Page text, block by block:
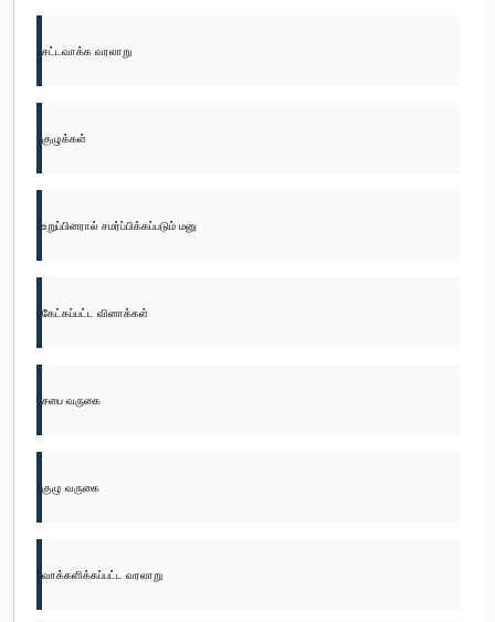
சட்டவாக்க வரலாறு
குழுக்கள்
உறுப்பினரால் சமர்ப்பிக்கப்படும் மனு
கேட்கப்பட்ட வினாக்கள்
சபை வருகை
குழு வருகை
வாக்களிக்கப்பட்ட வரலாறு